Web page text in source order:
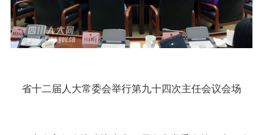
省十二届人大常委会举行第九十四次主任会议会场